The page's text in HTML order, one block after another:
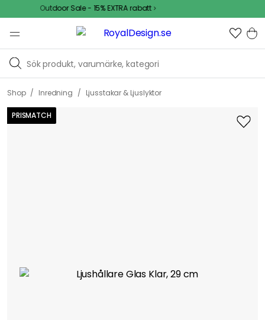
Outdoor Sale - 15% EXTRA rabatt
Shop / Inredning / Ljusstakar & Ljuslyktor
PRISMATCH